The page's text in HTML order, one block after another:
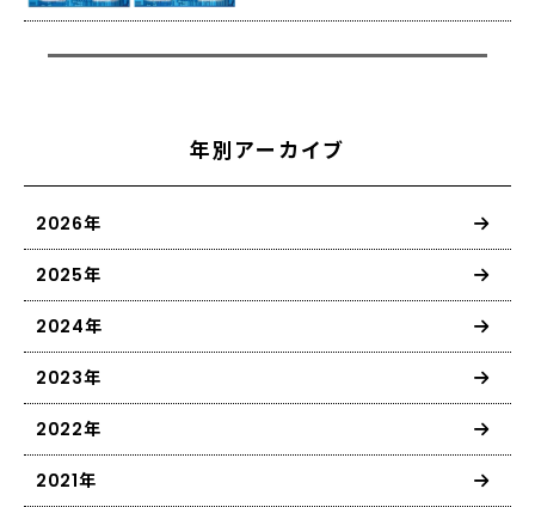
年別アーカイブ
2026年
2025年
2024年
2023年
2022年
2021年